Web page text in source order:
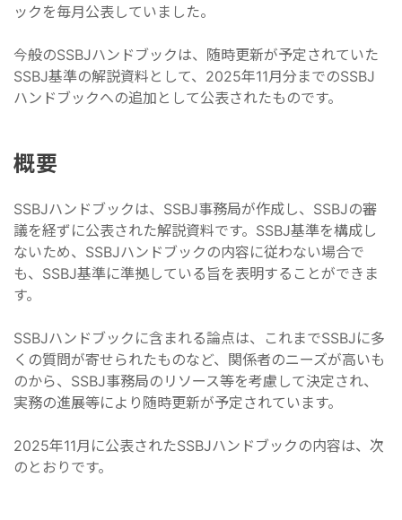
ックを毎月公表していました。
今般のSSBJハンドブックは、随時更新が予定されていた
SSBJ基準の解説資料として、2025年11月分までのSSBJ
ハンドブックへの追加として公表されたものです。
概要
SSBJハンドブックは、SSBJ事務局が作成し、SSBJの審
議を経ずに公表された解説資料です。SSBJ基準を構成し
ないため、SSBJハンドブックの内容に従わない場合で
も、SSBJ基準に準拠している旨を表明することができま
す。
SSBJハンドブックに含まれる論点は、これまでSSBJに多
くの質問が寄せられたものなど、関係者のニーズが高いも
のから、SSBJ事務局のリソース等を考慮して決定され、
実務の進展等により随時更新が予定されています。
2025年11月に公表されたSSBJハンドブックの内容は、次
のとおりです。